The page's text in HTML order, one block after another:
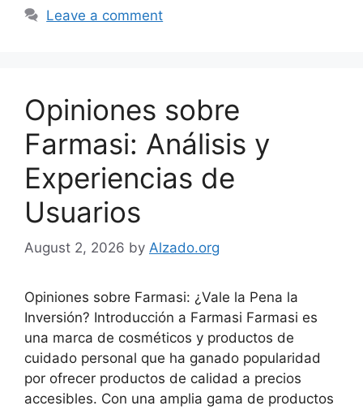
Leave a comment
Opiniones sobre
Farmasi: Análisis y
Experiencias de
Usuarios
August 2, 2026 by Alzado.org
Opiniones sobre Farmasi: ¿Vale la Pena la
Inversión? Introducción a Farmasi Farmasi es
una marca de cosméticos y productos de
cuidado personal que ha ganado popularidad
por ofrecer productos de calidad a precios
accesibles. Con una amplia gama de productos